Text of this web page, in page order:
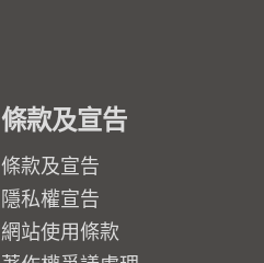
條款及宣告
條款及宣告
隱私權宣告
網站使用條款